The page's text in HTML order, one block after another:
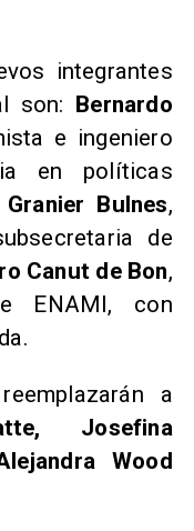
integrantes
son: Bernardo
e ingeniero
en políticas
Bulnes,
de
Canut de Bon,
ENAMI, con
a
Josefina
Wood